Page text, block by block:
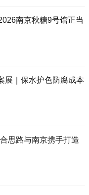
南京秋糖9号馆正当
展｜保水护色防腐成本
思路与南京携手打造